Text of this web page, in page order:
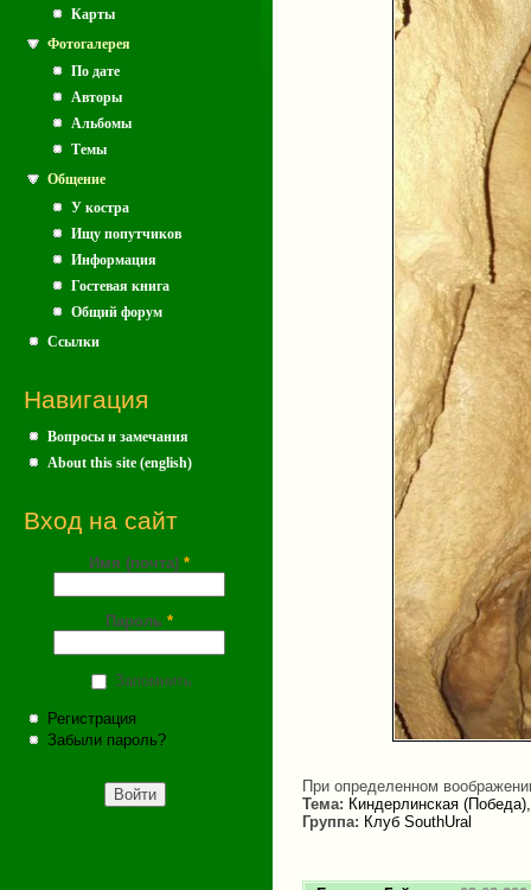
Карты
Фотогалерея
По дате
Авторы
Альбомы
Темы
Общение
У костра
Ищу попутчиков
Информация
Гостевая книга
Общий форум
Ссылки
Навигация
Вопросы и замечания
About this site (english)
Вход на сайт
Имя (почта) *
Пароль *
Запомнить
Регистрация
Забыли пароль?
При определенном
Тема: Киндерлинская
Группа: Клуб SouthUral